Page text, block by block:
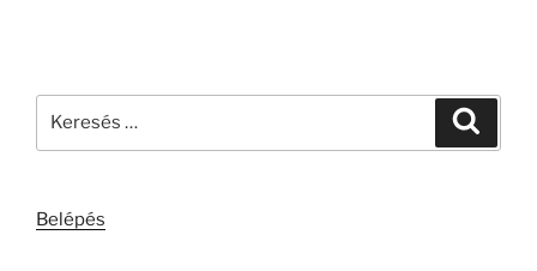
Belépés